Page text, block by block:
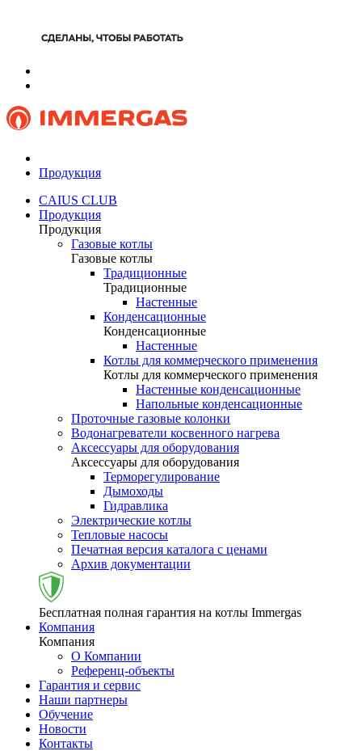
Продукция
CAIUS CLUB
Продукция
Продукция
Газовые котлы
Газовые котлы
Традиционные
Традиционные
Настенные
Конденсационные
Конденсационные
Настенные
Котлы для коммерческого применения
Котлы для коммерческого применения
Настенные конденсационные
Напольные конденсационные
Проточные газовые колонки
Водонагреватели косвенного нагрева
Аксессуары для оборудования
Аксессуары для оборудования
Терморегулирование
Дымоходы
Гидравлика
Электрические котлы
Тепловые насосы
Печатная версия каталога с ценами
Архив документации
Бесплатная полная гарантия на котлы Immergas
Компания
Компания
О Компании
Референц-объекты
Гарантия и сервис
Наши партнеры
Обучение
Новости
Контакты